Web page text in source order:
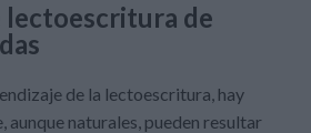
lectoescritura de
de la lectoescritura, hay
aunque naturales, pueden resultar